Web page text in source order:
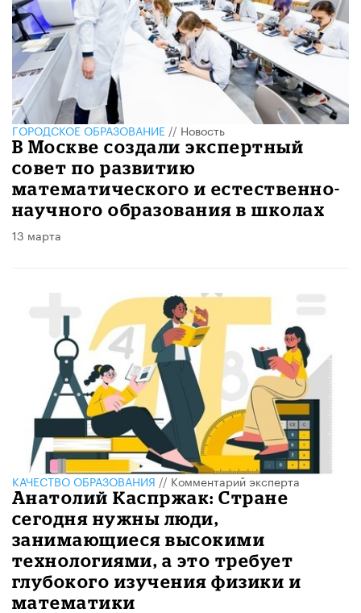
ГОРОДСКОЕ ОБРАЗОВАНИЕ // Новость
В Москве создали экспертный
совет по развитию
математического и естественно-
научного образования в школах
13 марта
КАЧЕСТВО ОБРАЗОВАНИЯ // Комментарий эксперта
Анатолий Каспржак: Стране
сегодня нужны люди,
занимающиеся высокими
технологиями, а это требует
глубокого изучения физики и
математики